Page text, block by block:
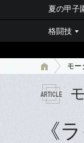
夏の甲子
格闘技
モー
《